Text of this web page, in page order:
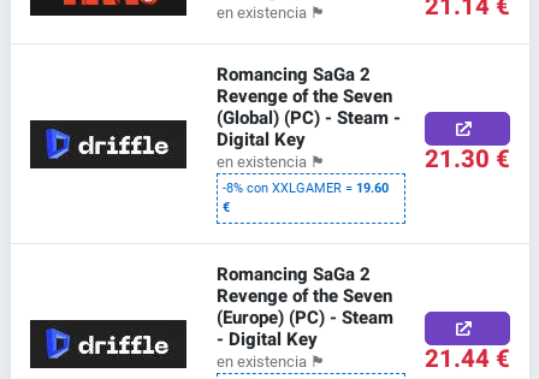
en existencia 🏴
Romancing SaGa 2
Revenge of the Seven
(Global) (PC) - Steam -
Digital Key
en existencia 🏴
-8% con XXLGAMER =19.60
€
21.30 €
Romancing SaGa 2
Revenge of the Seven
(Europe) (PC) - Steam
- Digital Key
en existencia 🏴 21.44 €